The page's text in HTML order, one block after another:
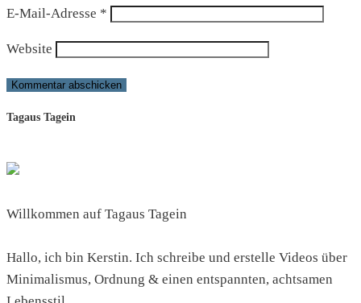
E-Mail-Adresse *
Website
Tagaus Tagein
Willkommen auf Tagaus Tagein
Hallo, ich bin Kerstin. Ich schreibe und erstelle Videos über
Minimalismus, Ordnung & einen entspannten, achtsamen